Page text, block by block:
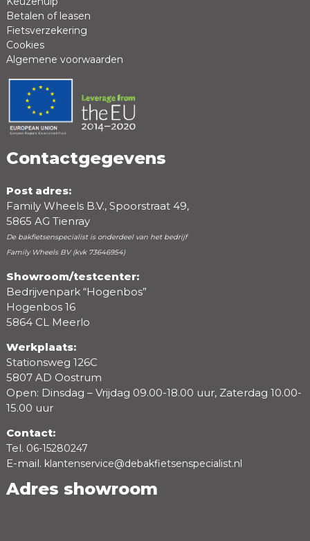
Positieve punten
Beoordeling
Betalen of leasen
Fietsverzekering
Cookies
Algemene voorwaarden
Contactgegevens
Post adres:
Family Wheels B.V., Spoorstraat 49,
5865 AG Tienray
De bakfietsenspecialist is onderdeel van het bedrijf
Family Wheels BV (kvk 73646954)
Showroom/testcenter:
Bedrijvenpark “Hogenbos”
Hogenbos 16
5864 CL Meerlo
Werkplaats:
Stationsweg 126C
5807 AD Oostrum
Open: Dinsdag – Vrijdag 09.00-18.00 uur, Zaterdag 10.00-
15.00 uur
Contact:
Tel. 06-15280247
E-mail. klantenservice@debakfietsenspecialist.nl
Adres showroom